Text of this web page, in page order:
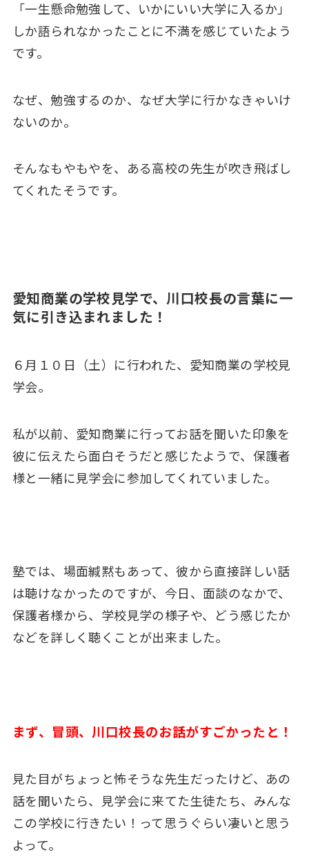
「一生懸命勉強して、いかにいい大学に入るか」
しか語られなかったことに不満を感じていたよう
です。
なぜ、勉強するのか、なぜ大学に行かなきゃいけ
ないのか。
そんなもやもやを、ある高校の先生が吹き飛ばし
てくれたそうです。
愛知商業の学校見学で、川口校長の言葉に一
気に引き込まれました！
６月１０日（土）に行われた、愛知商業の学校見
学会。
私が以前、愛知商業に行ってお話を聞いた印象を
彼に伝えたら面白そうだと感じたようで、保護者
様と一緒に見学会に参加してくれていました。
塾では、場面緘黙もあって、彼から直接詳しい話
は聴けなかったのですが、今日、面談のなかで、
保護者様から、学校見学の様子や、どう感じたか
などを詳しく聴くことが出来ました。
まず、冒頭、川口校長のお話がすごかったと！
見た目がちょっと怖そうな先生だったけど、あの
話を聞いたら、見学会に来てた生徒たち、みんな
この学校に行きたい！って思うぐらい凄いと思う
よって。